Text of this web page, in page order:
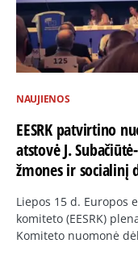
NAUJIENOS
EESRK patvirtino
atstovė J.
žmones ir socialinį
Liepos 15 d. Europos
komiteto (EESRK)
Komiteto nuomonė